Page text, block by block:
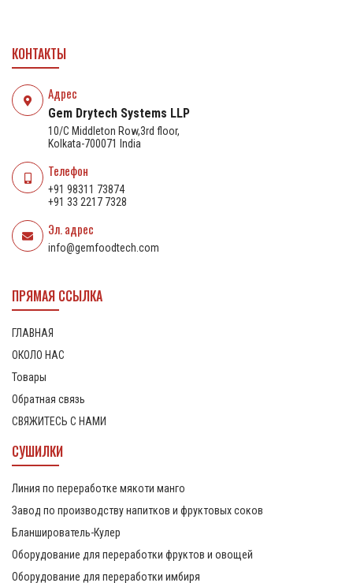
КОНТАКТЫ
Адрес
Gem Drytech Systems LLP
10/C Middleton Row,3rd floor,
Kolkata-700071 India
Телефон
+91 98311 73874
+91 33 2217 7328
Эл. адрес
info@gemfoodtech.com
ПРЯМАЯ ССЫЛКА
ГЛАВНАЯ
ОКОЛО НАС
Товары
Обратная связь
СВЯЖИТЕСЬ С НАМИ
СУШИЛКИ
Линия по переработке мякоти манго
Завод по производству напитков и фруктовых соков
Бланширователь-Кулер
Оборудование для переработки фруктов и овощей
Оборудование для переработки имбиря